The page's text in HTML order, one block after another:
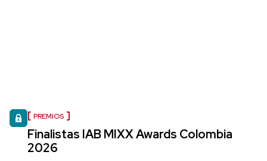
PREMIOS
Finalistas IAB MIXX Awards Colombia
2026